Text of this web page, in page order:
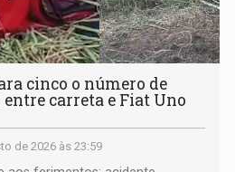
cinco o número de
carreta e Fiat Uno
de 2026 às 23:59